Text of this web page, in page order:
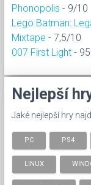
Phonopolis - 9/10
Lego Batman:
Mixtape - 7,5/10
007 First Light -
Nejlepší
Jaké nejlepší hry
PC PS4
LINUX